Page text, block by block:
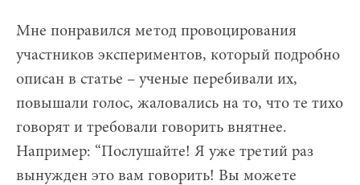
Мне понравился метод провоцирования
участников экспериментов, который подробно
описан в статье – ученые перебивали их,
повышали голос, жаловались на то, что те тихо
говорят и требовали говорить внятнее.
Например: “Послушайте! Я уже третий раз
вынужден это вам говорить! Вы можете